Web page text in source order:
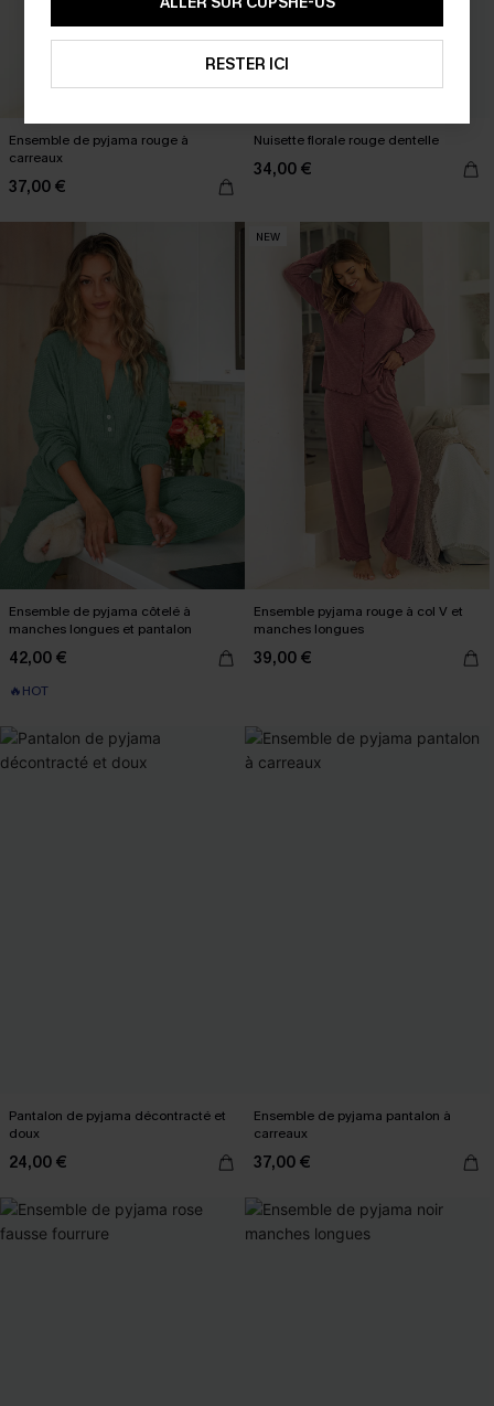
Ensemble de pyjama rouge à
carreaux
37,00 €
Nuisette florale rouge dentelle
34,00 €
Ensemble de pyjama côtelé à
manches longues et pantalon
42,00 €
🔥HOT
NEW
Ensemble pyjama rouge à col V et
manches longues
39,00 €
Pantalon de pyjama décontracté et
doux
24,00 €
Ensemble de pyjama pantalon à
carreaux
37,00 €
RESTER ICI